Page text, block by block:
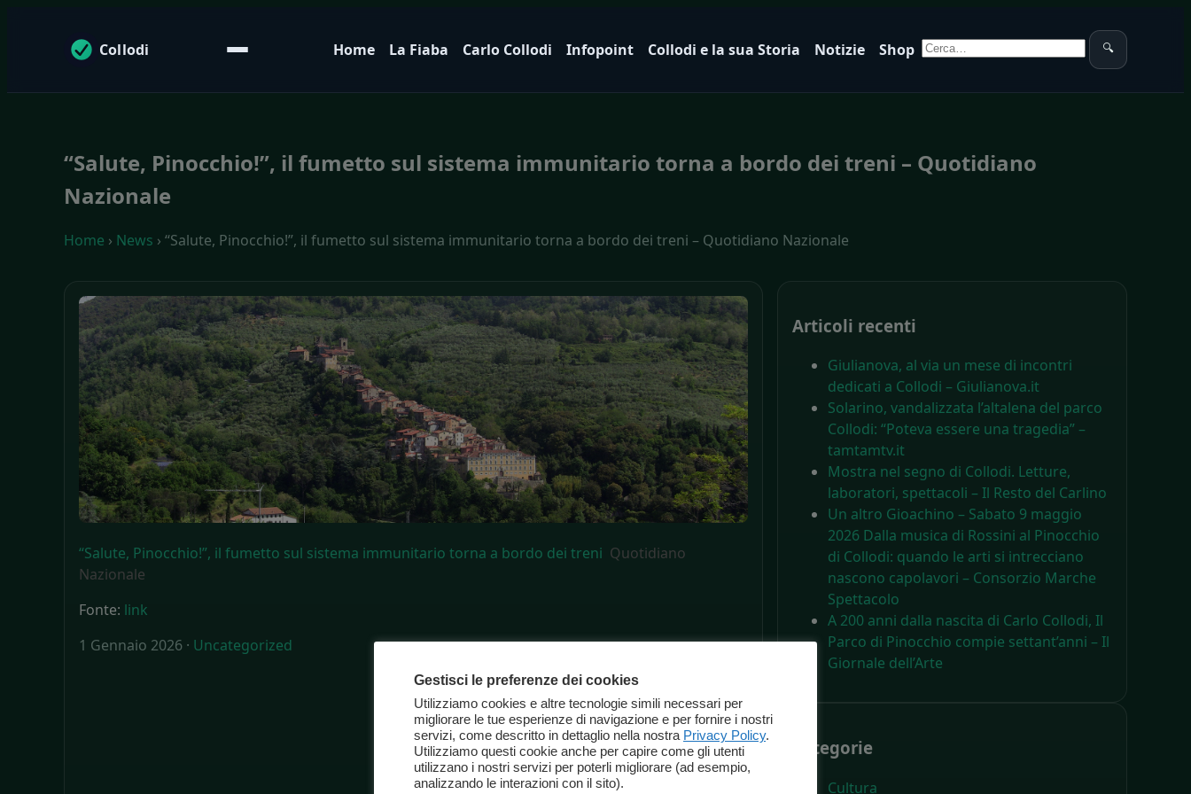
Collodi Home La Fiaba Carlo Collodi Infopoint Collodi e la sua Storia Notizie Shop Cerca: 🔍
“Salute, Pinocchio!”, il fumetto sul sistema immunitario torna a bordo dei treni – Quotidiano
Nazionale
Home › News › “Salute, Pinocchio!”, il fumetto sul sistema immunitario torna a bordo dei treni – Quotidiano Nazionale
“Salute, Pinocchio!”, il fumetto sul sistema immunitario torna a bordo dei treni Quotidiano
Nazionale
Fonte: link
1 Gennaio 2026 · Uncategorized
Articoli recenti
Giulianova, al via un mese di incontri
dedicati a Collodi – Giulianova.it
Solarino, vandalizzata l’altalena del parco
Collodi: “Poteva essere una tragedia” –
tamtamtv.it
Mostra nel segno di Collodi. Letture,
laboratori, spettacoli – Il Resto del Carlino
Un altro Gioachino – Sabato 9 maggio
2026 Dalla musica di Rossini al Pinocchio
di Collodi: quando le arti si intrecciano
nascono capolavori – Consorzio Marche
Spettacolo
A 200 anni dalla nascita di Carlo Collodi, Il
Parco di Pinocchio compie settant’anni – Il
Giornale dell’Arte
Categorie
Cultura
Gestisci le preferenze dei cookies
Utilizziamo cookies e altre tecnologie simili necessari per
migliorare le tue esperienze di navigazione e per fornire i nostri
servizi, come descritto in dettaglio nella nostra Privacy Policy.
Utilizziamo questi cookie anche per capire come gli utenti
utilizzano i nostri servizi per poterli migliorare (ad esempio,
analizzando le interazioni con il sito).